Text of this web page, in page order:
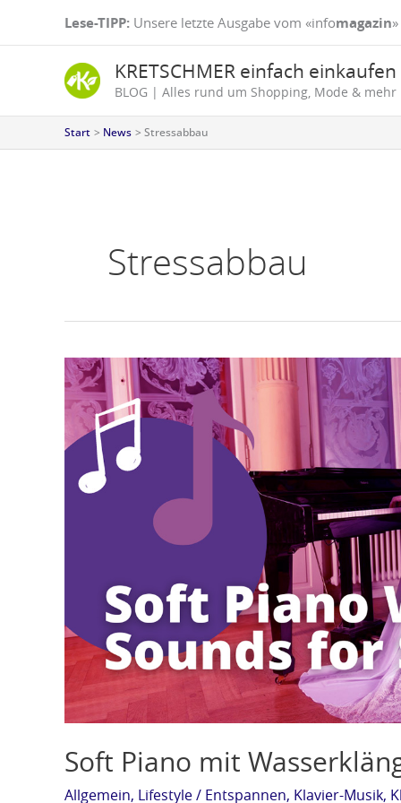
Lese-TIPP: Unsere letzte Ausgabe vom «infomagazin»
KRETSCHMER einfach einkaufen
BLOG | Alles rund um Shopping, Mode & mehr
Start News Stressabbau
Stressabbau
Soft Piano mit
Allgemein, Lifestyle/ Entspannen, Klavier-Musik,
Soft
Piano
mit
Wasserklängen
Stressabbau